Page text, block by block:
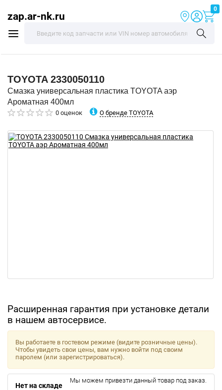
zap.ar-nk.ru
0
TOYOTA 2330050110
Смазка универсальная пластика TOYOTA аэр
Ароматная 400мл
0 оценок О бренде TOYOTA
Расширенная гарантия при установке детали
в нашем автосервисе.
Вы работаете в гостевом режиме (видите розничные цены).
Чтобы увидеть свои цены, вам нужно войти под своим
паролем (или зарегистрироваться).
Нет на складе
Мы можем привезти данный товар под заказ.